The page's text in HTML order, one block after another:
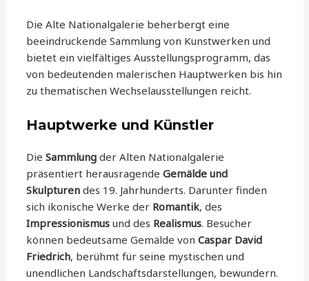
Die Alte Nationalgalerie beherbergt eine
beeindruckende Sammlung von Kunstwerken und
bietet ein vielfältiges Ausstellungsprogramm, das
von bedeutenden malerischen Hauptwerken bis hin
zu thematischen Wechselausstellungen reicht.
Hauptwerke und Künstler
DieSammlung der Alten Nationalgalerie
präsentiert herausragendeGemälde und
Skulpturen des 19. Jahrhunderts. Darunter finden
sich ikonische Werke der Romantik, des
Impressionismus und des Realismus. Besucher
können bedeutsame Gemälde vonCaspar David
Friedrich, berühmt für seine mystischen und
unendlichen Landschaftsdarstellungen, bewundern.